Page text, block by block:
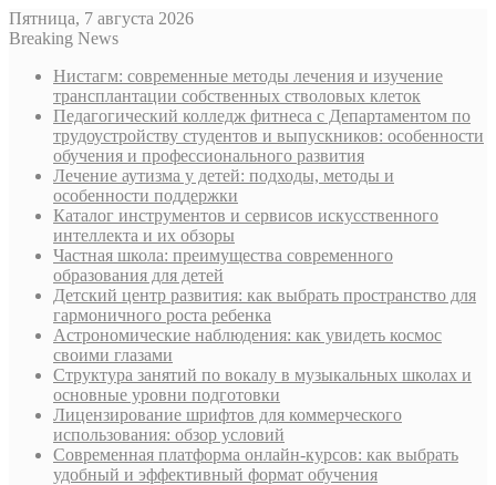
Пятница, 7 августа 2026
Breaking News
Нистагм: современные методы лечения и изучение
трансплантации собственных стволовых клеток
Педагогический колледж фитнеса с Департаментом по
трудоустройству студентов и выпускников: особенности
обучения и профессионального развития
Лечение аутизма у детей: подходы, методы и
особенности поддержки
Каталог инструментов и сервисов искусственного
интеллекта и их обзоры
Частная школа: преимущества современного
образования для детей
Детский центр развития: как выбрать пространство для
гармоничного роста ребенка
Астрономические наблюдения: как увидеть космос
своими глазами
Структура занятий по вокалу в музыкальных школах и
основные уровни подготовки
Лицензирование шрифтов для коммерческого
использования: обзор условий
Современная платформа онлайн-курсов: как выбрать
удобный и эффективный формат обучения